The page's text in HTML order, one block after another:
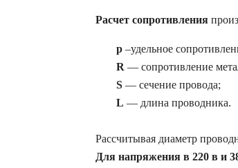
Расчет сопротивления
p –удельное
R — сопротивление
S — сечение провода;
L — длина проводника.
Рассчитывая диаметр
Для напряжения в 220 в и